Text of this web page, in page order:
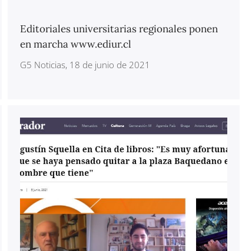
Editoriales universitarias regionales ponen
en marcha www.ediur.cl
G5 Noticias, 18 de junio de 2021